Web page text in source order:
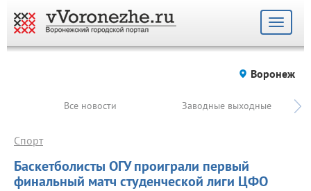
Toggle
Воронеж
Все новости Заводные выходные
Баскетболисты ОГУ проиграли первый
финальный матч студенческой лиги ЦФО
Спорт